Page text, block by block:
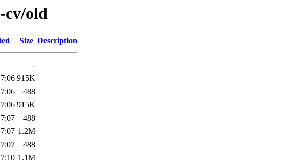
cv/old
Size Description
-
915K
488
915K
488
1.2M
488
1.1M